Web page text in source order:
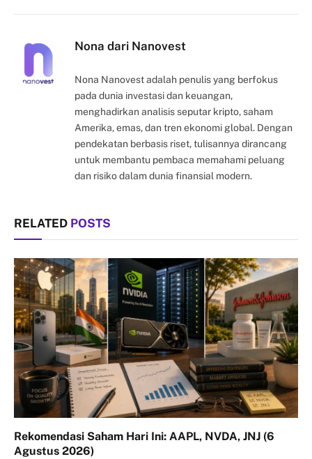
Nona dari Nanovest
Nona Nanovest adalah penulis yang berfokus
pada dunia investasi dan keuangan,
menghadirkan analisis seputar kripto, saham
Amerika, emas, dan tren ekonomi global. Dengan
pendekatan berbasis riset, tulisannya dirancang
untuk membantu pembaca memahami peluang
dan risiko dalam dunia finansial modern.
RELATED POSTS
Rekomendasi Saham Hari Ini: AAPL, NVDA, JNJ (6
Agustus 2026)